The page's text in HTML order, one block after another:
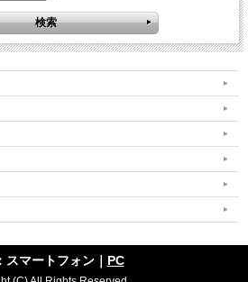
スマートフォン｜ PC